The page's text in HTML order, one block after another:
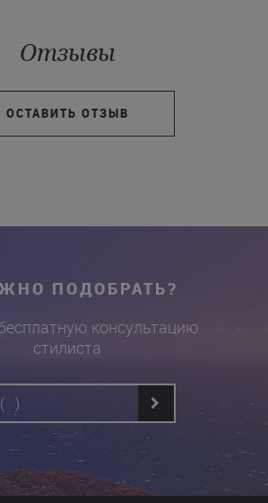
Отзывы
ОСТАВИТЬ ОТЗЫВ
ПОДОБРАТЬ?
консультацию
стилиста